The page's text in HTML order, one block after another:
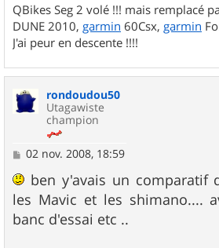
QBikes Seg 2 volé !!! mais remplacé
DUNE 2010, garmin 60Csx, garmin
J'ai peur en descente !!!!
rondoudou50
Utagawiste
champion
M
s
a
g
e
02 nov. 2008, 18:59
ben y'avais un comparatif
les Mavic et les shimano....
banc d'essai etc ..